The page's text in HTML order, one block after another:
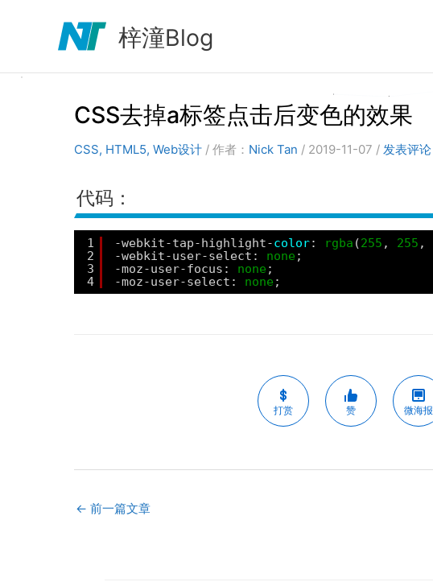
梓潼Blog
CSS去掉a标签点击后变色的效果
CSS, HTML5, Web设计 / 作者： Nick Tan / 2019-11-07 / 发表评论
代码：
1
2
3
4
-webkit-tap-highlight-color: rgba (255 , 255 ,
-webkit-user-select: none ;
-moz-user-focus: none ;
-moz-user-select: none ;
打赏 赞 微海报
← 前一篇文章